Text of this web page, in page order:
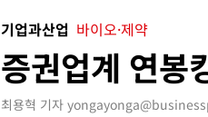
기업과산업 바이오·제약
증권업계 연봉
최용혁 기자